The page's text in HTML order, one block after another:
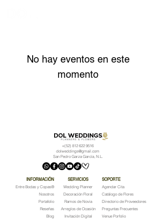
No hay eventos en este
momento
+(52) 812 622 9516
dolweddings@gmail.com
San Pedro Garza García, N.L.
INFORMACIÓN
Entre Bodas y Copas®
Nosotros
Portafolio
Reseñas
Blog
SERVICIOS
Wedding Planner
Decoración Floral
Ramos de Novia
Arreglos de Ocasión
Invitación Digital
SOPORTE
Agendar Cita
Catálogo de Flores
Directorio de Proveedores
Preguntas Frecuentes
Venue Porfolio